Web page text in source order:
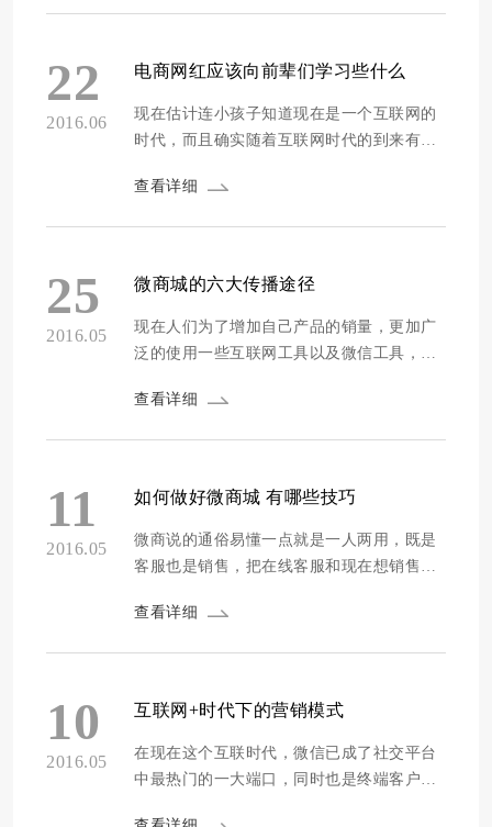
有关于物流的这么一个非常让人烦恼的问
题，微店就只需要开店的商家能够利用自己
平时空...
22
2016.06
电商网红应该向前辈们学习些什么
现在估计连小孩子知道现在是一个互联网的
时代，而且确实随着互联网时代的到来有很
现在了我们大家的生活之中，尤其对于现在
机，网红经济发展到现在早就已经变成为了
一种大趋势大概率了，那么在互联网电商行
业里面...
查看详细
25
2016.05
微商城的六大传播途径
现在人们为了增加自己产品的销量，更加广
泛的使用一些互联网工具以及微信工具，在
品并且可以完成电子商务，同时也会在手机
随地购物的需求，但是面对着这么繁多的微
商城，如何能让自家的微商城独树一帜，被
更多人关注和接...
查看详细
11
2016.05
如何做好微商城 有哪些技巧
微商说的通俗易懂一点就是一人两用，既是
客服也是销售，把在线客服和现在想销售结
交流电额基础上的，要做好微商只有真正的
的。那些小范围的无良的微商那就要另当别
论了，要做好微商要从三个方面来经营。
第...
查看详细
10
2016.05
互联网+时代下的营销模式
在现在这个互联时代，微信已成了社交平台
中最热门的一大端口，同时也是终端客户汇